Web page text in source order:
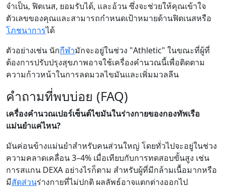
จำเป็น, ฟิตเนส, ยอมรับได้, และอ้วน ซึ่งจะช่วยให้คุณเข้าใจ
ตัวเลขของคุณและสามารถกำหนดเป้าหมายด้านฟิตเนสหรือ
โภชนาการได้
ตัวอย่างเช่น นักกีฬามักจะอยู่ในช่วง "Athletic" ในขณะที่ผู้ที่
ต้องการปรับปรุงสุขภาพอาจใช้เครื่องคำนวณนี้เพื่อติดตาม
ความก้าวหน้าในการลดมวลไขมันและเพิ่มมวลลีน
คำถามที่พบบ่อย (FAQ)
เครื่องคำนวณเปอร์เซ็นต์ไขมันในร่างกายของกองทัพเรือ
แม่นยำแค่ไหน?
มันค่อนข้างแม่นยำสำหรับคนส่วนใหญ่ โดยทั่วไปจะอยู่ในช่วง
ความคลาดเคลื่อน 3–4% เมื่อเทียบกับการทดสอบขั้นสูง เช่น
การสแกน DEXA อย่างไรก็ตาม สำหรับผู้ที่มีกล้ามเนื้อมากหรือ
มีสัดส่วนร่างกายที่ไม่ปกติ ผลลัพธ์อาจแตกต่างออกไป